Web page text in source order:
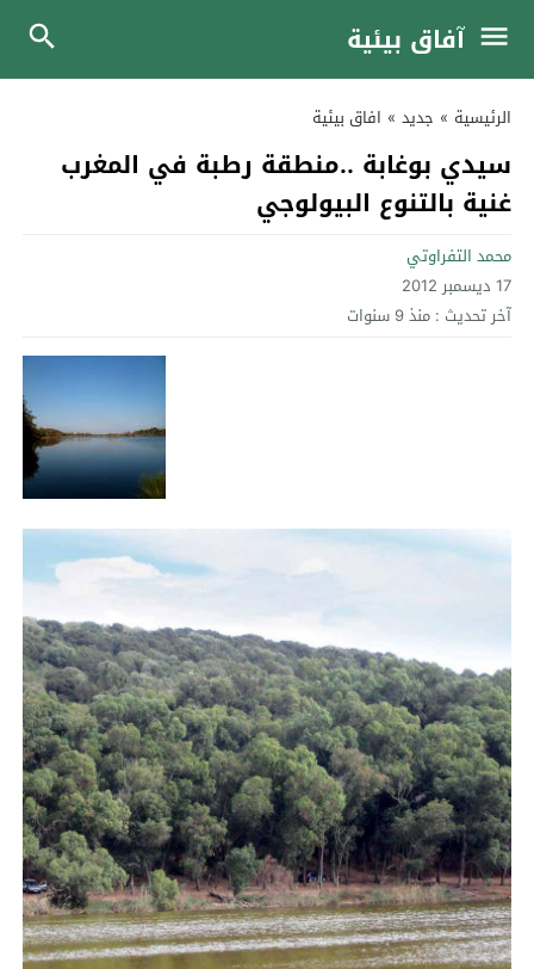
آفاق بيئية
الرئيسية » جديد » افاق بيئية
سيدي بوغابة ..منطقة رطبة في المغرب
غنية بالتنوع البيولوجي
محمد التفراوتي
17 ديسمبر 2012
آخر تحديث : منذ 9 سنوات